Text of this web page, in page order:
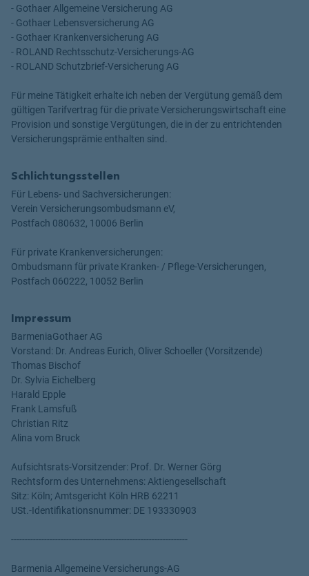
- Gothaer Allgemeine Versicherung AG
- Gothaer Lebensversicherung AG
- Gothaer Krankenversicherung AG
- ROLAND Rechtsschutz-Versicherungs-AG
- ROLAND Schutzbrief-Versicherung AG
Für meine Tätigkeit erhalte ich neben der Vergütung gemäß dem
gültigen Tarifvertrag für die private Versicherungswirtschaft eine
Provision und sonstige Vergütungen, die in der zu entrichtenden
Versicherungsprämie enthalten sind.
Schlichtungsstellen
Für Lebens- und Sachversicherungen:
Verein Versicherungsombudsmann eV,
Postfach 080632, 10006 Berlin
Für private Krankenversicherungen:
Ombudsmann für private Kranken- / Pflege-Versicherungen,
Postfach 060222, 10052 Berlin
Impressum
BarmeniaGothaer AG
Vorstand: Dr. Andreas Eurich, Oliver Schoeller (Vorsitzende)
Thomas Bischof
Dr. Sylvia Eichelberg
Harald Epple
Frank Lamsfuß
Christian Ritz
Alina vom Bruck
Aufsichtsrats-Vorsitzender: Prof. Dr. Werner Görg
Rechtsform des Unternehmens: Aktiengesellschaft
Sitz: Köln; Amtsgericht Köln HRB 62211
USt.-Identifikationsnummer: DE 193330903
----------------------------------------------------------------
Barmenia Allgemeine Versicherungs-AG